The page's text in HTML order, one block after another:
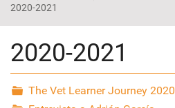
2020-2021
2020-2021
The Vet Learner Journey 2020